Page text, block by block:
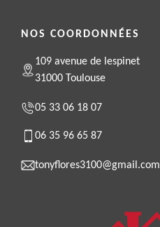
NOS COORDONNÉES
109 avenue de lespinet
31000 Toulouse
05 33 06 18 07
06 35 96 65 87
tonyflores3100@gmail.com